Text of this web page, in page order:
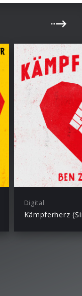
Digital
Kämpferherz